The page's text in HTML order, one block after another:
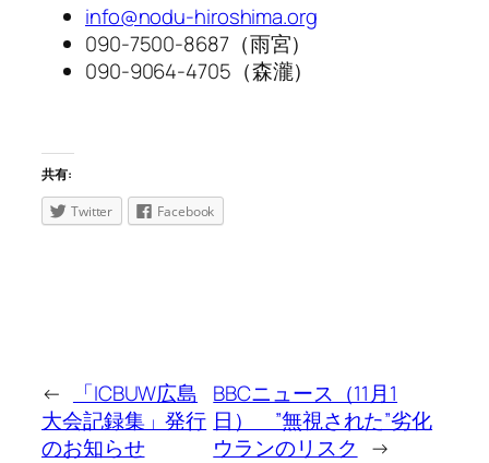
info@nodu-hiroshima.org
090-7500-8687（雨宮）
090-9064-4705（森瀧）
共有:
Twitter
Facebook
←
「ICBUW広島
大会記録集」発行
のお知らせ
BBCニュース（11月1
日） ”無視された”劣化
ウランのリスク
→